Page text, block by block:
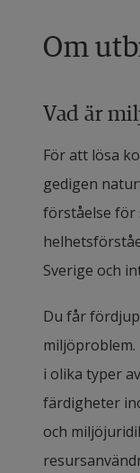
Om
Vad är
För att lösa
gedigen
förståelse för
Sverige och
Du får
i olika typer
färdigheter
och